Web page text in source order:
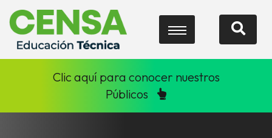
Clic aquí para conocer nuestros
Públicos